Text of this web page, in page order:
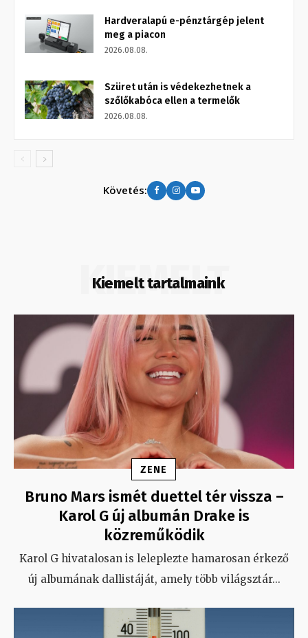
Hardveralapú e-pénztárgép jelent
meg a piacon
2026.08.08.
Szüret után is védekezhetnek a
szőlőkabóca ellen a termelők
2026.08.08.
Követés:
Kiemelt tartalmaink
KIEMELT
ZENE
Bruno Mars ismét duettel tér vissza –
Karol G új albumán Drake is
közreműködik
Karol G hivatalosan is leleplezte hamarosan érkező
új albumának dallistáját, amely több világsztár...